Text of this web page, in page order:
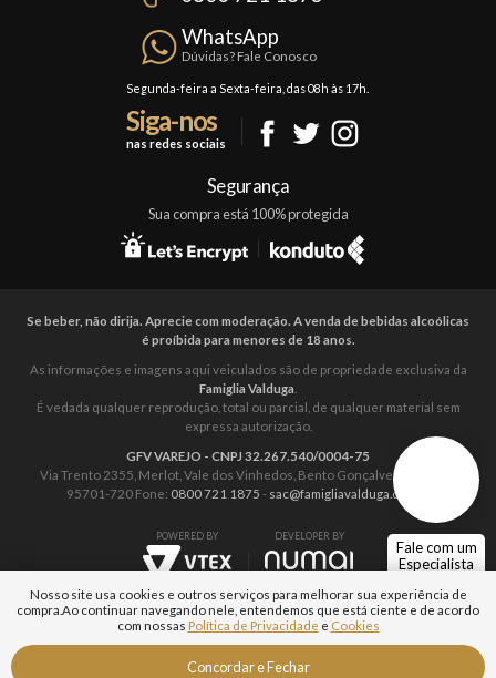
Trocas e Devoluções
Formas de Pagamento
WhatsApp
Dúvidas? Fale Conosco
Segunda-feira a Sexta-feira, das 08h às 17h.
Siga-nos
nas redes sociais
Segurança
Sua compra está 100% protegida
Se beber, não dirija. Aprecie com moderação. A venda de bebidas alcoólicas
é proíbida para menores de 18 anos.
As informações e imagens aqui veiculados são de propriedade exclusiva da
Famiglia Valduga
É vedada qualquer reprodução, total ou parcial, de qualquer material sem
expressa autorização.
GFV VAREJO - CNPJ 32.267.540/0004-75
Via Trento 2355, Merlot, Vale dos Vinhedos, Bento Gonçalves – RS. CEP:
95701-720 Fone: 0800 721 1875 - sac@famigliavalduga.com.br
POWERED BY DEVELOPER BY
Nosso site usa cookies e outros serviços para melhorar sua experiência de
compra. Ao continuar navegando nele, entendemos que está ciente e de acordo
com nossas Política de Privacidade e Cookies
Concordar e Fechar
Fale com um
Especialista